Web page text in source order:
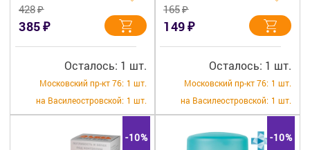
428₽
385₽
Осталось: 1 шт.
Московский пр-кт 76: 1 шт.
на Василеостровской: 1 шт.
165₽
149₽
Осталось: 1 шт.
Московский пр-кт 76: 1 шт.
на Василеостровской: 1 шт.
-10% -10%